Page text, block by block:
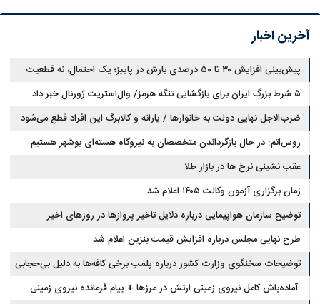
آخرین اخبار
پیش‌بینی افزایش ۳۰ تا ۵۰ درصدی بارش در پاییز؛ یک احتمال، نه قطعیت
۵ شرط بزرگ ایران برای بازگشایی تنگه هرمز/ وال‌استریت ژورنال خبر داد
ضرب‌الاجل نهایی دولت به خانوارها / یارانه و کالابرگ این افراد قطع می‌شود
روس‌اتم: در حال بازگرداندن متخصصان به نیروگاه هسته‌ای بوشهر هستیم
عقب نشینی نرخ ها در بازار طلا
زمان برگزاری آزمون وکالت ۱۴۰۵ اعلام شد
توضیح سازمان هواپیمایی درباره دلایل تاخیر پروازها در روزهای اخیر
طرح نهایی مجلس درباره افزایش قیمت بنزین اعلام شد
توضیحات سخنگوی وزارت کشور درباره پلمب برخی کافه‌ها به دلیل بی‌حجابی
آماده‌باش کامل نیروی زمینی ارتش در مرزها + پیام فرمانده نیروی زمینی